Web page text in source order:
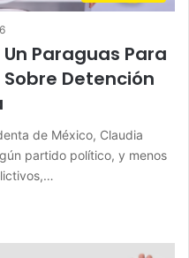
Paraguas Para
Detención
de México, Claudia
partido político, y menos